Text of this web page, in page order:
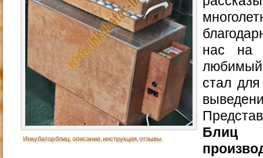
Инкубатор блиц: описание, инструкция, отзывы
нас на
стал
Блиц